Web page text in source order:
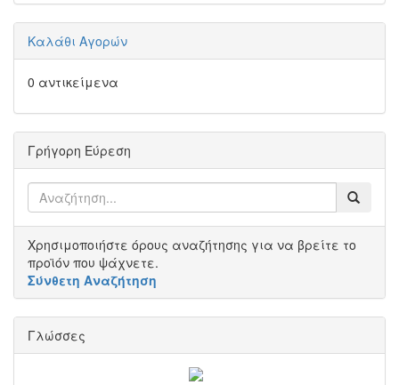
Καλάθι Αγορών
0 αντικείμενα
Γρήγορη Εύρεση
Χρησιμοποιήστε όρους αναζήτησης για να βρείτε το
προϊόν που ψάχνετε.
Σύνθετη Αναζήτηση
Γλώσσες